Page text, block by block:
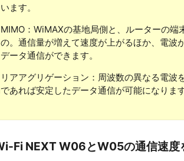
ます。
：WiMAXの基地局側と、ルーターの端
。通信量が増えて速度が上がるほか、電
ータ通信ができます。
アアグリゲーション：周波数の異なる電波
あれば安定したデータ通信が可能になります
Fi NEXT W06とW05の通信速度